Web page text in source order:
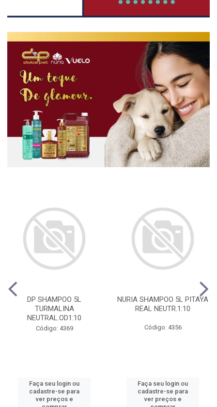
DP SHAMPOO 5L
TURMALINA
NEUTRAL.OD1:10
Código: 4369
Faça seu login ou
cadastre-se para
ver preços e
NURIA SHAMPOO 5L PITAYA
REAL NEUTR.1:10
Código: 4356
Faça seu login ou
cadastre-se para
ver preços e